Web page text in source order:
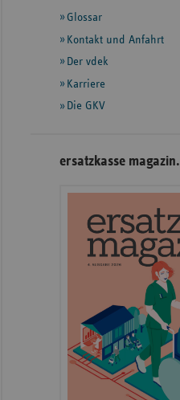
weiteren
Informationen
Glossar
Kontakt und Anfahrt
Der vdek
Karriere
Die GKV
ersatzkasse magazin.